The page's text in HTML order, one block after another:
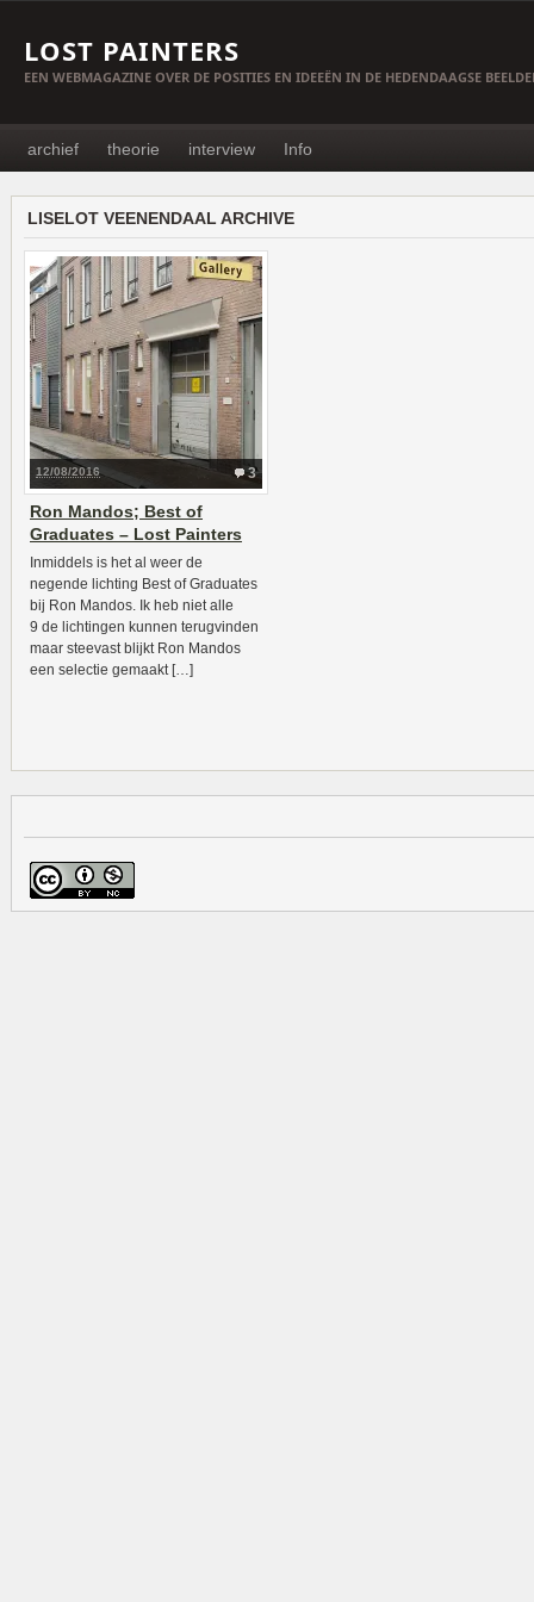
LOST PAINTERS
EEN WEBMAGAZINE OVER DE POSITIES EN IDEEËN IN DE HEDENDAAGSE
archief theorie interview Info
LISELOT VEENENDAAL ARCHIVE
3
12/08/2016
Ron Mandos; Best of
Graduates – Lost Painters
Inmiddels is het al weer de
negende lichting Best of Graduates
bij Ron Mandos. Ik heb niet alle
9 de lichtingen kunnen terugvinden
maar steevast blijkt Ron Mandos
een selectie gemaakt […]